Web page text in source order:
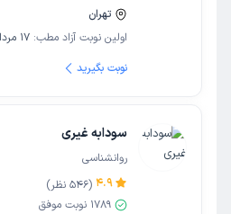
تهران
اولین نوبت آزاد مطب: 17 مرداد 1405
نوبت بگیرید
سودابه غیری
روانشناسی
4.9
(
546 نظر)
1789 نوبت موفق